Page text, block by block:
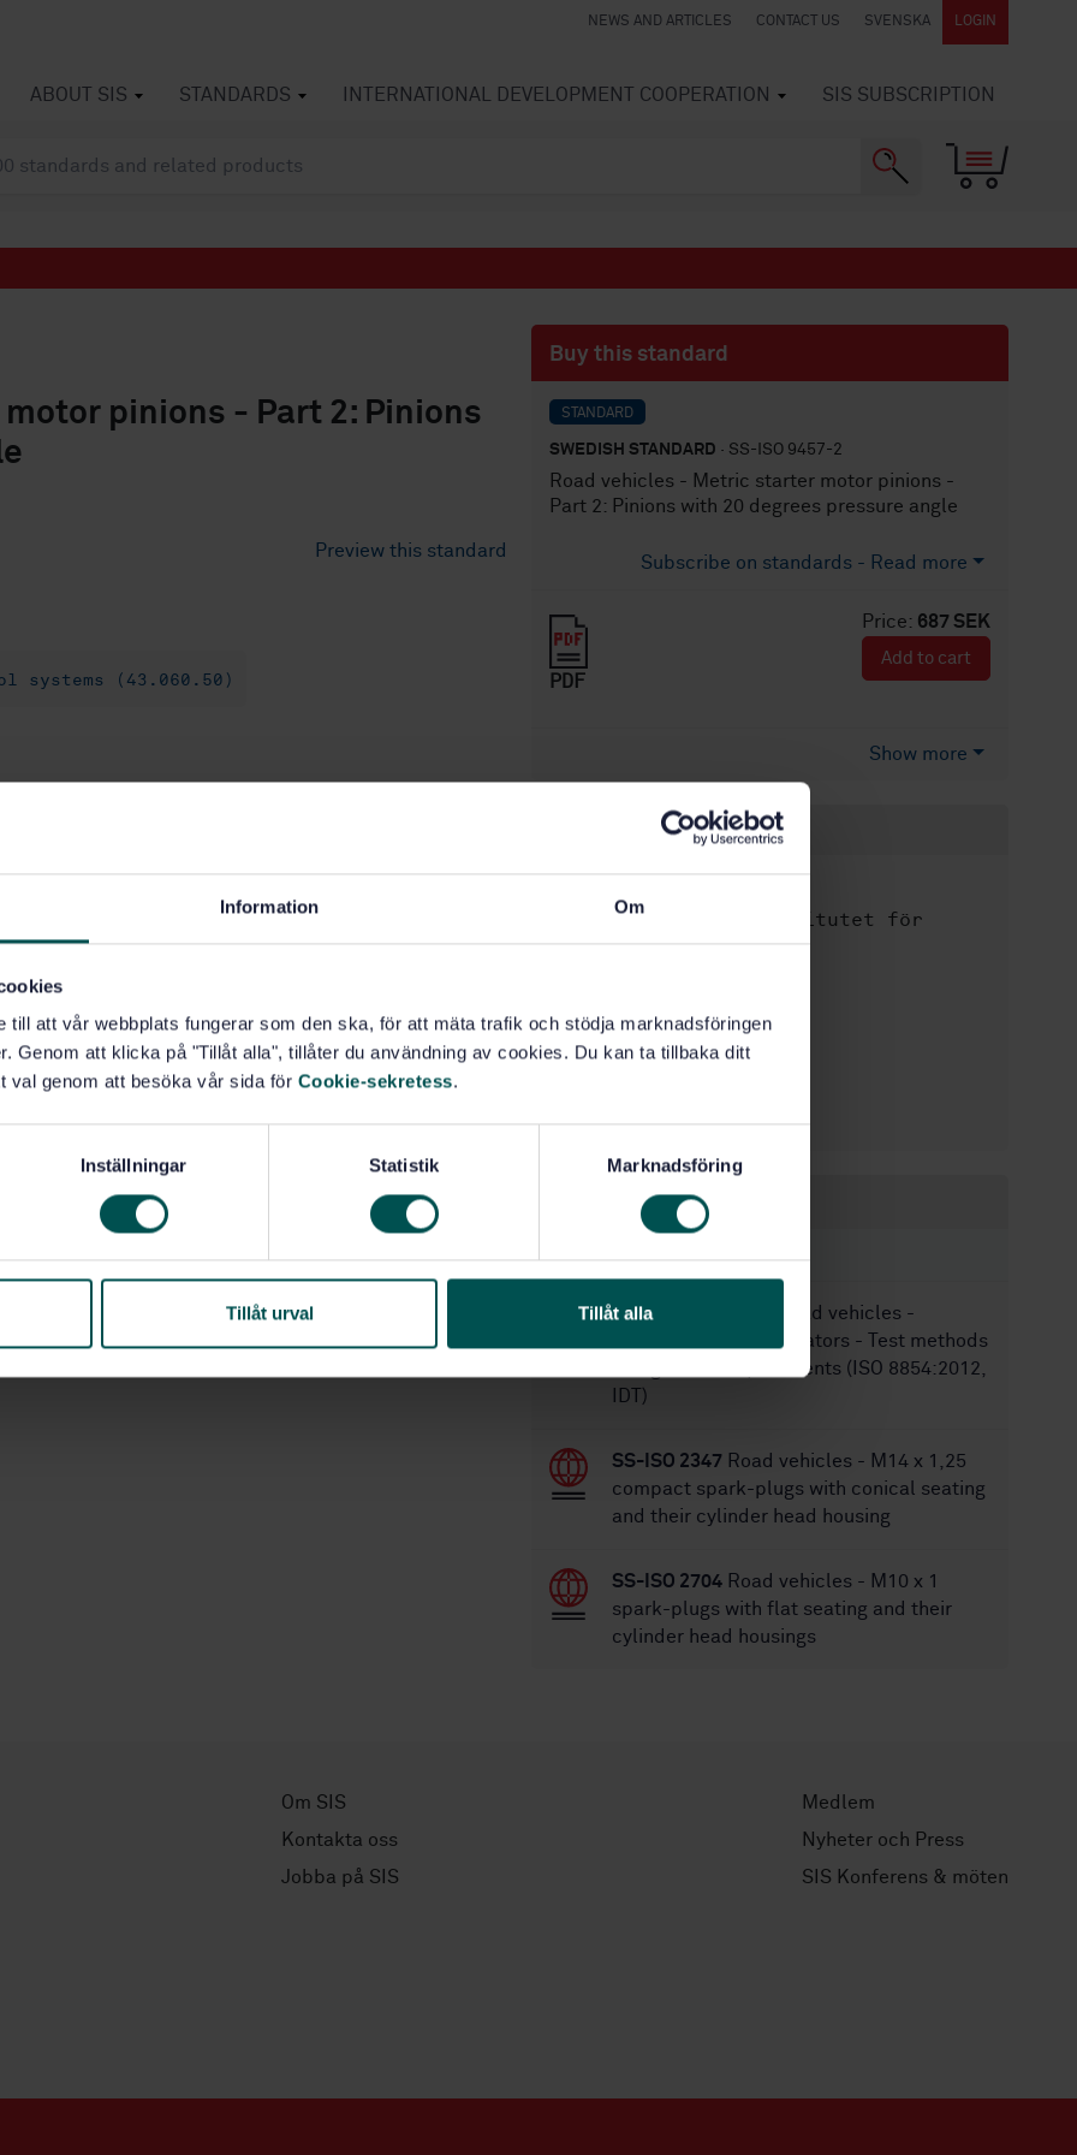
Information Om
till att vår webbplats fungerar som den ska, för att mäta trafik och stödja marknadsföringen
Genom att klicka på "Tillåt alla", tillåter du användning av cookies. Du kan ta tillbaka ditt
val genom att besöka vår sida för Cookie-sekretess.
Inställningar Statistik Marknadsföring
Tillåt urval Tillåt alla
NEWS AND ARTICLES CONTACT US SVENSKA LOGIN
ABOUT SIS STANDARDS INTERNATIONAL DEVELOPMENT COOPERATION SIS SUBSCRIPTION
pinions - Part 2: Pinions
Preview this standard
systems (43.060.50)
Buy this standard
STANDARD
SWEDISH STANDARD · SS-ISO 9457-2
Road vehicles - Metric starter motor pinions -
Part 2: Pinions with 20 degrees pressure angle
Subscribe on standards - Read more
Price: 687 SEK
PDF
Add to cart
Show more
Product information
Written by:
Svenska institutet för
standarder
Article no: STD-17452
Edition:1
No of pages:8
Within the same area
SS-ISO 8854:2012
Road vehicles -
Alternators with regulators - Test methods
and general requirements (ISO 8854:2012,
IDT)
SS-ISO 2347 Road vehicles - M14 x 1,25
compact spark-plugs with conical seating
and their cylinder head housing
SS-ISO 2704 Road vehicles - M10 x 1
spark-plugs with flat seating and their
cylinder head housings
Om SIS
Kontakta oss
Jobba på SIS
Medlem
Nyheter och Press
SIS Konferens & möten